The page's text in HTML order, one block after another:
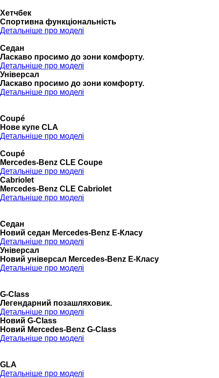
Хетчбек
Спортивна функціональність
Детальніше про моделі
Седан
Ласкаво просимо до зони комфорту.
Детальніше про моделі
Універсал
Ласкаво просимо до зони комфорту.
Детальніше про моделі
Coupé
Нове купе CLA
Детальніше про моделі
Coupé
Mercedes-Benz CLE Coupe
Детальніше про моделі
Cabriolet
Mercedes-Benz CLE Cabriolet
Детальніше про моделі
Седан
Новий седан Mercedes-Benz Е-Класу
Детальніше про моделі
Універсал
Новий універсал Mercedes-Benz E-Класу
Детальніше про моделі
G-Class
Легендарний позашляховик.
Детальніше про моделі
Новий G-Class
Новий Mercedes-Benz G-Class
Детальніше про моделі
GLA
Детальніше про моделі